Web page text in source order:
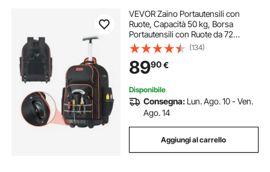
VEVOR Zaino Portautensili con
Ruote, Capacità 50 kg, Borsa
Portautensili con Ruote da 72
Tasche, Maniglia Telescopica
Regolabile e Base Stabile,
Organizzatore per Borse per
Edilizia, Meccanico
(134)
8990€
Disponibile
Consegna: Lun. Ago. 10 - Ven.
Ago. 14
Aggiungi al carrello